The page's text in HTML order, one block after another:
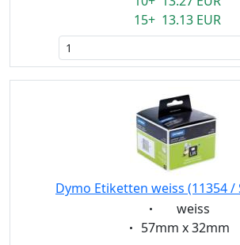
15+ 13.13 EUR
Dymo Etiketten weiss (11354 /
Eigenschaft:
weiss
Eigenschaft:
57mm x 32mm